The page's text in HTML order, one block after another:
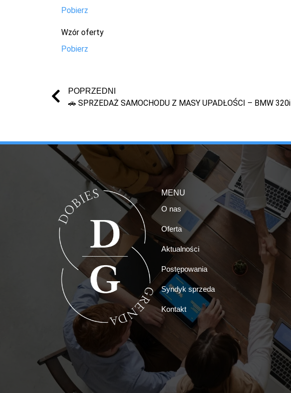
Pobierz
Wzór oferty
Pobierz
POPRZEDNI
🚗 SPRZEDAŻ SAMOCHODU Z MASY UPADŁOŚCI – BMW 320i
MENU
O nas
Oferta
Aktualności
Postępowania
Syndyk sprzeda
Kontakt